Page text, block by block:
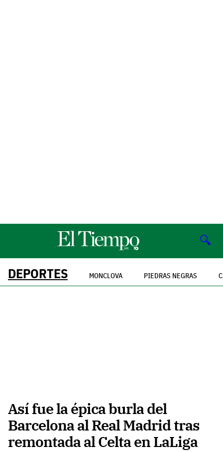
🔍
DEPORTES MONCLOVA PIEDRAS NEGRAS
Así fue la épica burla del
Barcelona al Real Madrid tras
remontada al Celta en LaLiga